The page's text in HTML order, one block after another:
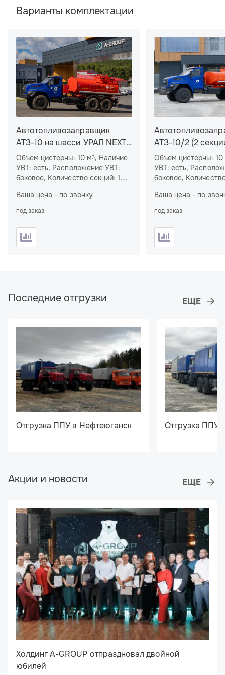
Варианты комплектации
Автотопливозаправщик
АТЗ-10 на шасси УРАЛ NEXT
4320-72
Объем цистерны: 10 м3, Наличие
УВТ: есть, Расположение УВТ:
боковое, Количество секций: 1,
формула: 6×6, Модель двигателя:
ЯМЗ-53623-10, Мощность
Ваша цена - по звонку
под заказ
АТЗ-10/2 (2
УРАЛ NEXT 4320-
Объем цистерны:
УВТ: есть, Расположение УВТ:
боковое, Количество секций: 2,
формула: 6×6, Модель двигателя:
ЯМЗ-53623-10, Мощность
место: нет
Ваша цена - по
под заказ
Последние отгрузки
Отгрузка ППУ в Нефтеюганск Отгрузка ППУ
Акции и новости
Холдинг A-GROUP отпраздновал двойной
юбилей